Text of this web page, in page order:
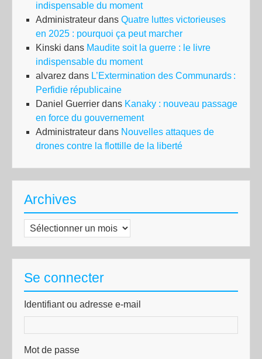
indispensable du moment
Administrateur dans Quatre luttes victorieuses
en 2025 : pourquoi ça peut marcher
Kinski dans Maudite soit la guerre : le livre
indispensable du moment
alvarez dans L’Extermination des Communards :
Perfidie républicaine
Daniel Guerrier dans Kanaky : nouveau passage
en force du gouvernement
Administrateur dans Nouvelles attaques de
drones contre la flottille de la liberté
Archives
Archives
Se connecter
Identifiant ou adresse e-mail
Mot de passe